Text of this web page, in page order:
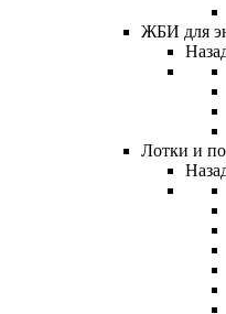
ЖБИ для
Лотки и